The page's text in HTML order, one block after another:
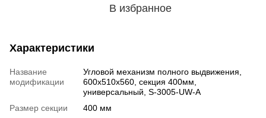
В избранное
Характеристики
Название
модификации
Угловой механизм полного выдвижения,
600х510х560, секция 400мм,
универсальный, S-3005-UW-A
Размер секции
400 мм